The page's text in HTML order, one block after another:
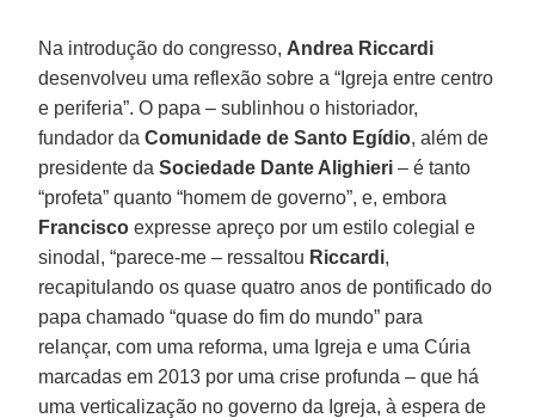
Na introdução do congresso, Andrea Riccardi
desenvolveu uma reflexão sobre a “Igreja entre centro
e periferia”. O papa – sublinhou o historiador,
fundador daComunidade de Santo Egídio, além de
presidente daSociedade Dante Alighieri – é tanto
“profeta” quanto “homem de governo”, e, embora
Francisco expresse apreço por um estilo colegial e
sinodal, “parece-me – ressaltou Riccardi,
recapitulando os quase quatro anos de pontificado do
papa chamado “quase do fim do mundo” para
relançar, com uma reforma, uma Igreja e uma Cúria
marcadas em 2013 por uma crise profunda – que há
uma verticalização no governo da Igreja, à espera de